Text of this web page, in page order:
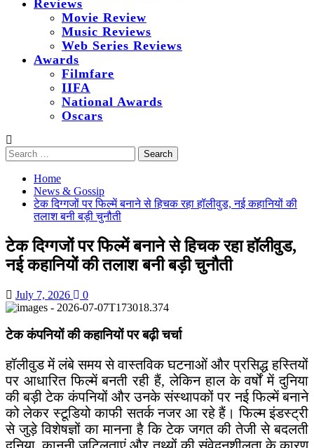
Reviews
Movie Review
Music Reviews
Web Series Reviews
Awards
Filmfare
IIFA
National Awards
Oscars
Search
for:
Home
News & Gossip
टेक दिग्गजों पर फिल्में बनाने से हिचक रहा हॉलीवुड, नई कहानियों की
तलाश बनी बड़ी चुनौती
टेक दिग्गजों पर फिल्में बनाने से हिचक रहा हॉलीवुड,
नई कहानियों की तलाश बनी बड़ी चुनौती
July 7, 2026 0
टेक कंपनियों की कहानियों पर बढ़ी चर्चा
हॉलीवुड में लंबे समय से वास्तविक घटनाओं और प्रसिद्ध हस्तियों
पर आधारित फिल्में बनती रही हैं, लेकिन हाल के वर्षों में दुनिया
की बड़ी टेक कंपनियों और उनके संस्थापकों पर नई फिल्में बनाने
को लेकर स्टूडियो काफी सतर्क नजर आ रहे हैं। फिल्म इंडस्ट्री
से जुड़े विशेषज्ञों का मानना है कि टेक जगत की तेजी से बदलती
दुनिया, कानूनी जटिलताएं और तथ्यों की संवेदनशीलता के कारण